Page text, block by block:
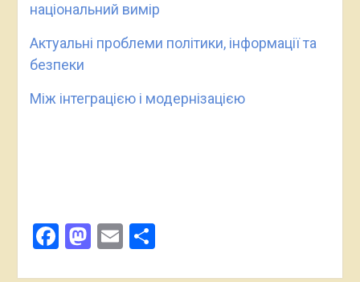
національний вимір
Актуальні проблеми політики, інформації та
безпеки
Між інтеграцією і модернізацією
Facebook
Mastodon
EmailПоділитися